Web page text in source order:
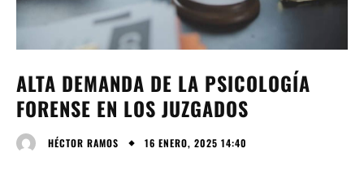
ALTA DEMANDA DE LA PSICOLOGÍA
FORENSE EN LOS JUZGADOS
HÉCTOR RAMOS 16 ENERO, 2025 14:40